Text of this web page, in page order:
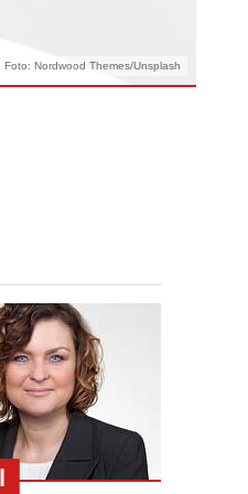
Foto: Nordwood Themes/Unsplash